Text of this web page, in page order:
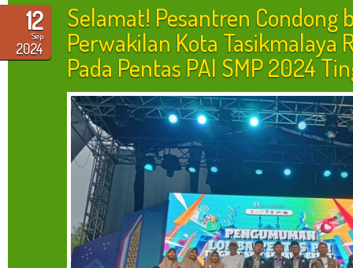
12
Sep
2024
Selamat! Pesantren Condong
Perwakilan Kota Tasikmalaya
Pada Pentas PAI SMP 2024